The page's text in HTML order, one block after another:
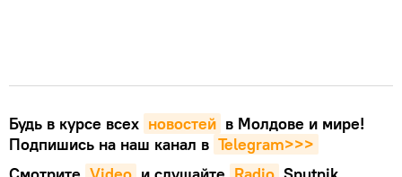
Будь в курсе всех новостей в Молдове и мире!
Подпишись на наш канал в Telegram>>>